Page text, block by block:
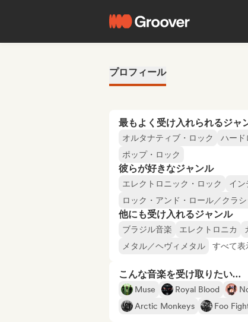
プロフィール
最もよく受け入れられるジャ
オルタナティブ・ロック ハード
ポップ・ロック
彼らが好きなジャンル
エレクトロニック・ロック イン
ロック・アンド・ロール／クラ
他にも受け入れるジャンル
ブラジル音楽 エレクトロニカ
メタル／ヘヴィメタル
すべて表
こんな音楽を受け取りたい…
Muse Royal Blood
Arctic Monkeys
Foo